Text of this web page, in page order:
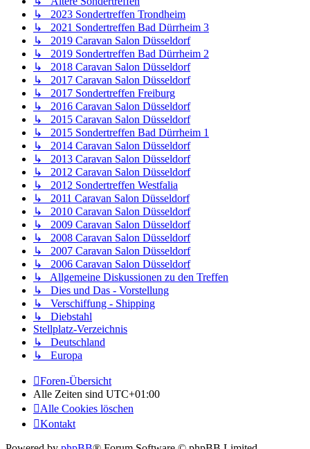
↳ 2023 Sondertreffen Trondheim
↳ 2021 Sondertreffen Bad Dürrheim 3
↳ 2019 Caravan Salon Düsseldorf
↳ 2019 Sondertreffen Bad Dürrheim 2
↳ 2018 Caravan Salon Düsseldorf
↳ 2017 Caravan Salon Düsseldorf
↳ 2017 Sondertreffen Freiburg
↳ 2016 Caravan Salon Düsseldorf
↳ 2015 Caravan Salon Düsseldorf
↳ 2015 Sondertreffen Bad Dürrheim 1
↳ 2014 Caravan Salon Düsseldorf
↳ 2013 Caravan Salon Düsseldorf
↳ 2012 Caravan Salon Düsseldorf
↳ 2012 Sondertreffen Westfalia
↳ 2011 Caravan Salon Düsseldorf
↳ 2010 Caravan Salon Düsseldorf
↳ 2009 Caravan Salon Düsseldorf
↳ 2008 Caravan Salon Düsseldorf
↳ 2007 Caravan Salon Düsseldorf
↳ 2006 Caravan Salon Düsseldorf
↳ Allgemeine Diskussionen zu den Treffen
↳ Dies und Das - Vorstellung
↳ Verschiffung - Shipping
↳ Diebstahl
Stellplatz-Verzeichnis
↳ Deutschland
↳ Europa
Foren-Übersicht
Alle Zeiten sind UTC+01:00
Alle Cookies löschen
Kontakt